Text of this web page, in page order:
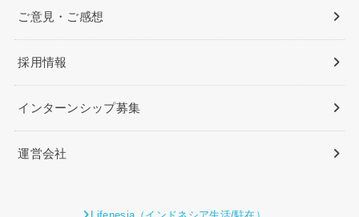
ご意見・ご感想
採用情報
インターンシップ募集
運営会社